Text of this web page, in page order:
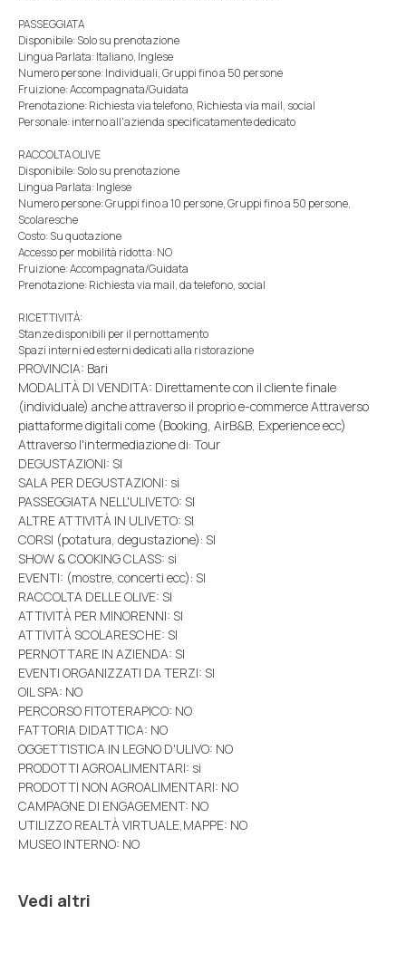
PASSEGGIATA
Disponibile: Solo su prenotazione
Lingua Parlata: Italiano, Inglese
Numero persone: Individuali, Gruppi fino a 50 persone
Fruizione: Accompagnata/Guidata
Prenotazione: Richiesta via telefono, Richiesta via mail, social
Personale: interno all'azienda specificatamente dedicato
RACCOLTA OLIVE
Disponibile: Solo su prenotazione
Lingua Parlata: Inglese
Numero persone: Gruppi fino a 10 persone, Gruppi fino a 50 persone,
Scolaresche
Costo: Su quotazione
Accesso per mobilità ridotta: NO
Fruizione: Accompagnata/Guidata
Prenotazione: Richiesta via mail, da telefono, social
RICETTIVITÀ:
Stanze disponibili per il pernottamento
Spazi interni ed esterni dedicati alla ristorazione
PROVINCIA: Bari
MODALITÀ DI VENDITA: Direttamente con il cliente finale
(individuale) anche attraverso il proprio e-commerce Attraverso
piattaforme digitali come (Booking, AirB&B, Experience ecc)
Attraverso l'intermediazione di: Tour
DEGUSTAZIONI: SI
SALA PER DEGUSTAZIONI: si
PASSEGGIATA NELL'ULIVETO: SI
ALTRE ATTIVITÀ IN ULIVETO: SI
CORSI (potatura, degustazione): SI
SHOW & COOKING CLASS: si
EVENTI: (mostre, concerti ecc): SI
RACCOLTA DELLE OLIVE: SI
ATTIVITÀ PER MINORENNI: SI
ATTIVITÀ SCOLARESCHE: SI
PERNOTTARE IN AZIENDA: SI
EVENTI ORGANIZZATI DA TERZI: SI
OIL SPA: NO
PERCORSO FITOTERAPICO: NO
FATTORIA DIDATTICA: NO
OGGETTISTICA IN LEGNO D'ULIVO: NO
PRODOTTI AGROALIMENTARI: si
PRODOTTI NON AGROALIMENTARI: NO
CAMPAGNE DI ENGAGEMENT: NO
UTILIZZO REALTÀ VIRTUALE,MAPPE: NO
MUSEO INTERNO: NO
Vedi altri